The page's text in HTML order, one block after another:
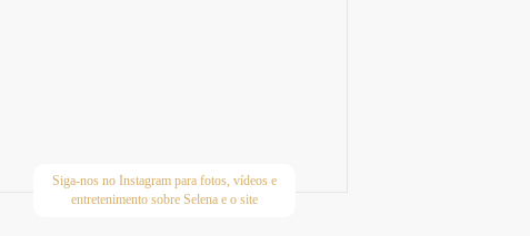
Siga-nos no Instagram para fotos, vídeos e
entretenimento sobre Selena e o site